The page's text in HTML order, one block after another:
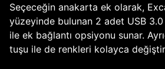
Seçeceğin anakarta ek olarak,
yüzeyinde bulunan 2 adet USB
ile ek bağlantı opsiyonu sunar.
tuşu ile de renkleri kolayca